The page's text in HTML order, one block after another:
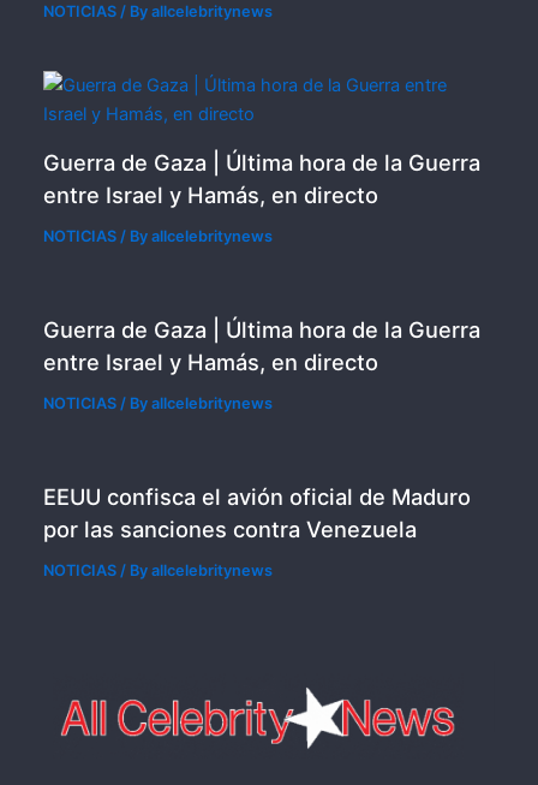
NOTICIAS / Byallcelebritynews
Guerra de Gaza | Última hora de la Guerra
entre Israel y Hamás, en directo
NOTICIAS / Byallcelebritynews
Guerra de Gaza | Última hora de la Guerra
entre Israel y Hamás, en directo
NOTICIAS / Byallcelebritynews
EEUU confisca el avión oficial de Maduro
por las sanciones contra Venezuela
NOTICIAS / Byallcelebritynews